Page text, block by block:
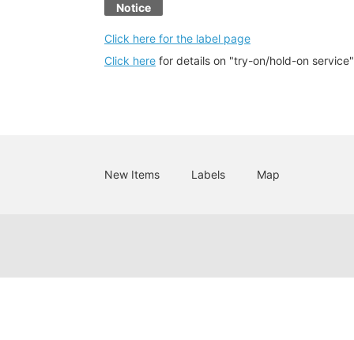
Notice
Click here for the label page
Click here for details on "try-on/hold-on
New Items Labels Map